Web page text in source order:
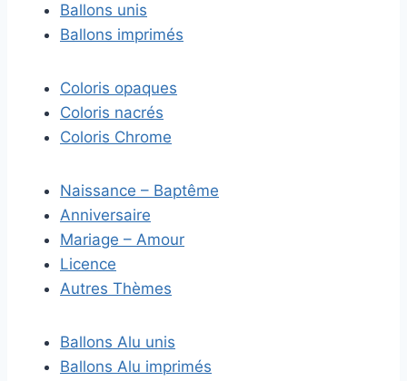
Ballons unis
Ballons imprimés
Coloris opaques
Coloris nacrés
Coloris Chrome
Naissance – Baptême
Anniversaire
Mariage – Amour
Licence
Autres Thèmes
Ballons Alu unis
Ballons Alu imprimés